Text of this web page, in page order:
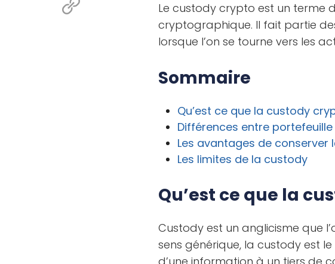
Le custody crypto est un terme
cryptographique. Il fait partie
lorsque l’on se tourne vers les
Sommaire
Qu’est ce que la custody
Différences entre
Les avantages de
Les limites de la custody
Qu’est ce que la
Custody est un anglicisme que
sens générique, la custody est